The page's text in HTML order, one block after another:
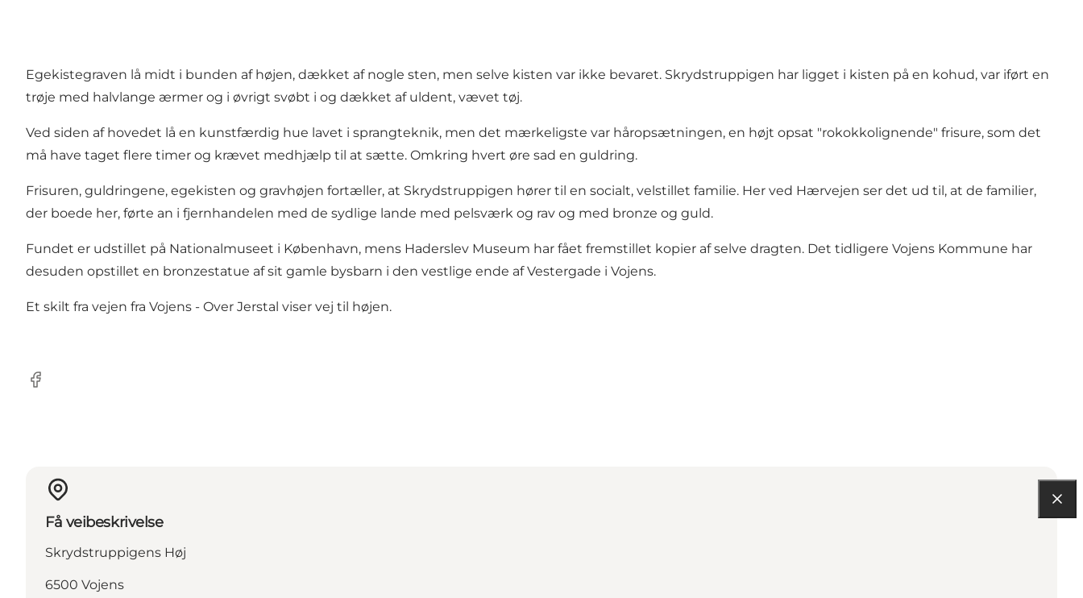
Egekistegraven lå midt i bunden af højen, dækket af nogle sten, men selve kisten var ikke bevaret. Skrydstruppigen har ligget i kisten på en kohud, var iført en
trøje med halvlange ærmer og i øvrigt svøbt i og dækket af uldent, vævet tøj.
Ved siden af hovedet lå en kunstfærdig hue lavet i sprangteknik, men det mærkeligste var håropsætningen, en højt opsat "rokokkolignende" frisure, som det
må have taget flere timer og krævet medhjælp til at sætte. Omkring hvert øre sad en guldring.
Frisuren, guldringene, egekisten og gravhøjen fortæller, at Skrydstruppigen hører til en socialt, velstillet familie. Her ved Hærvejen ser det ud til, at de familier,
der boede her, førte an i fjernhandelen med de sydlige lande med pelsværk og rav og med bronze og guld.
Fundet er udstillet på Nationalmuseet i København, mens Haderslev Museum har fået fremstillet kopier af selve dragten. Det tidligere Vojens Kommune har
desuden opstillet en bronzestatue af sit gamle bysbarn i den vestlige ende af Vestergade i Vojens.
Et skilt fra vejen fra Vojens - Over Jerstal viser vej til højen.
Facebook
Få veibeskrivelse
Skrydstruppigens Høj
6500 Vojens